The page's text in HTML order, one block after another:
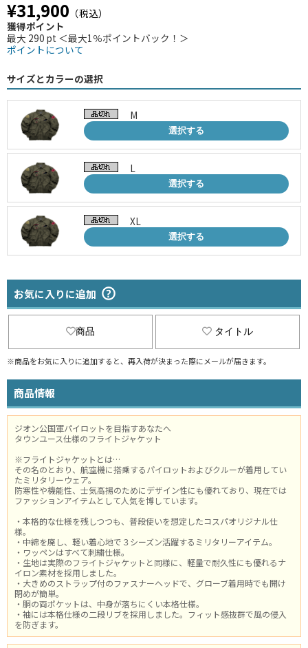
¥31,900 （税込）
獲得ポイント
最大 290 pt ＜最大1％ポイントバック！＞
ポイントについて
サイズとカラーの選択
M
選択する
L
選択する
XL
選択する
お気に入りに追加
商品 タイトル
※商品をお気に入りに追加すると、再入荷が決まった際にメールが届きます。
商品情報
ジオン公国軍パイロットを目指すあなたへ
タウンユース仕様のフライトジャケット
※フライトジャケットとは…
その名のとおり、航空機に搭乗するパイロットおよびクルーが着用してい
たミリタリーウェア。
防寒性や機能性、士気高揚のためにデザイン性にも優れており、現在では
ファッションアイテムとして人気を博しています。
・本格的な仕様を残しつつも、普段使いを想定したコスパオリジナル仕
様。
・中綿を廃し、軽い着心地で３シーズン活躍するミリタリーアイテム。
・ワッペンはすべて刺繍仕様。
・生地は実際のフライトジャケットと同様に、軽量で耐久性にも優れるナ
イロン素材を採用しました。
・大きめのストラップ付のファスナーヘッドで、グローブ着用時でも開け
閉めが簡単。
・胴の両ポケットは、中身が落ちにくい本格仕様。
・袖には本格仕様の二段リブを採用しました。フィット感抜群で風の侵入
を防ぎます。